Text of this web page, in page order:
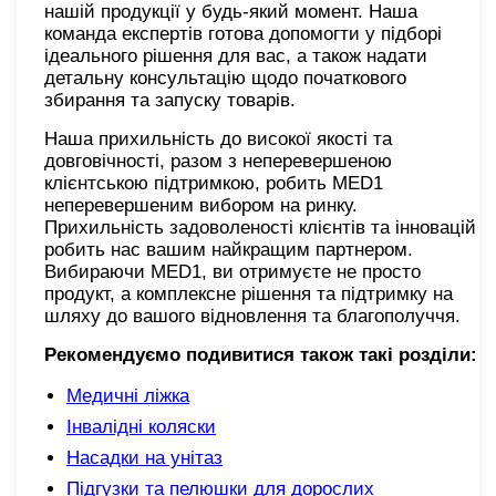
нашій продукції у будь-який момент. Наша
команда експертів готова допомогти у підборі
ідеального рішення для вас, а також надати
детальну консультацію щодо початкового
збирання та запуску товарів.
Наша прихильність до високої якості та
довговічності, разом з неперевершеною
клієнтською підтримкою, робить MED1
неперевершеним вибором на ринку.
Прихильність задоволеності клієнтів та інновацій
робить нас вашим найкращим партнером.
Вибираючи MED1, ви отримуєте не просто
продукт, а комплексне рішення та підтримку на
шляху до вашого відновлення та благополуччя.
Рекомендуємо подивитися також такі розділи:
Медичні ліжка
Інвалідні коляски
Насадки на унітаз
Підгузки та пелюшки для дорослих